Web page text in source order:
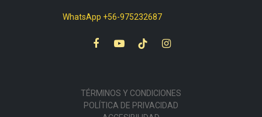
WhatsApp +56-975232687
TÉRMINOS Y CONDICIONES
POLÍTICA DE PRIVACIDAD